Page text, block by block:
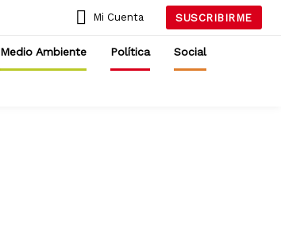
Mi Cuenta SUSCRIBIRME
Medio Ambiente Política Social